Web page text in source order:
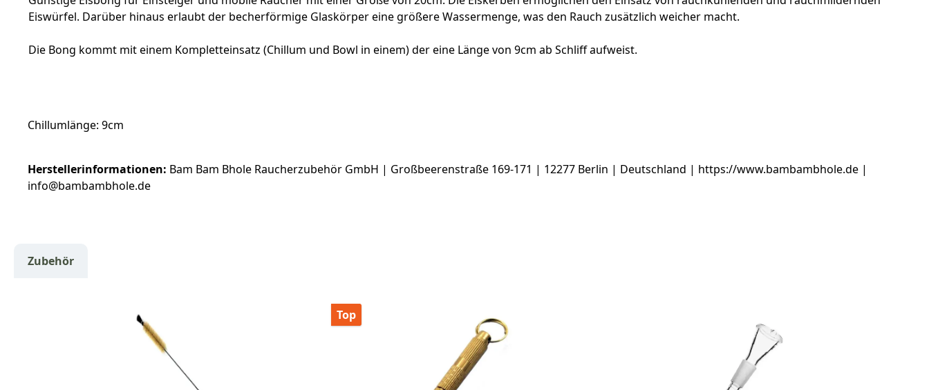
Eiswürfel. Darüber hinaus erlaubt der becherförmige Glaskörper eine größere Wassermenge, was den Rauch zusätzlich weicher macht.
Die Bong kommt mit einem Kompletteinsatz (Chillum und Bowl in einem) der eine Länge von 9cm ab Schliff aufweist.
Chillumlänge: 9cm
Herstellerinformationen: Bam Bam Bhole Raucherzubehör GmbH | Großbeerenstraße 169-171 | 12277 Berlin | Deutschland | https://www.bambambhole.de |
info@bambambhole.de
Zubehör
Top